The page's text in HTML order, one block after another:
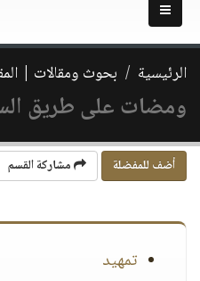
الرئيسية بحوث ومقالات |
ومضات على طريق
أضف للمفضلة مشاركة القسم
تمهيد